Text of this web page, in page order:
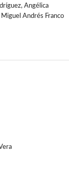
Angélica
Andrés Franco